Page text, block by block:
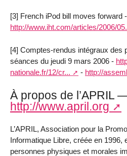
[3] French iPod bill moves forward -
http://www.iht.com/articles/2006/
[4] Comptes-rendus intégraux des
séances du jeudi 9 mars 2006 -
nationale.fr/12/cr...
- http://
À propos de l’APRIL
http://www.april.org
L’APRIL, Association pour la
Informatique Libre, créée en 1996,
personnes physiques et morales